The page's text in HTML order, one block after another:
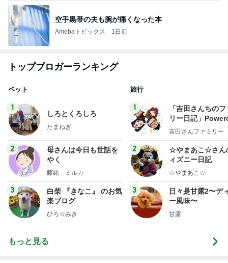
空手黒帯の夫も腕が痛くなった本
Amebaトピックス 1日前
トップブロガーランキング
ペット
1
しろとくろしろ
たまねぎ
2
母さんは今日も世話を
やく
藤緒 ミルカ
3
白柴 『きなこ』 のお気
楽ブログ
ひろ☆みき
旅行
1
「吉田さんちの
リー日記」
y Ameba 吉田さ
ログ
吉田さんファミリー
2
☆やまあこ☆さん
ィズニー日記
☆やまあこ☆
3
日々是甘露2〜デ
ー風味〜
甘露
もっと見る